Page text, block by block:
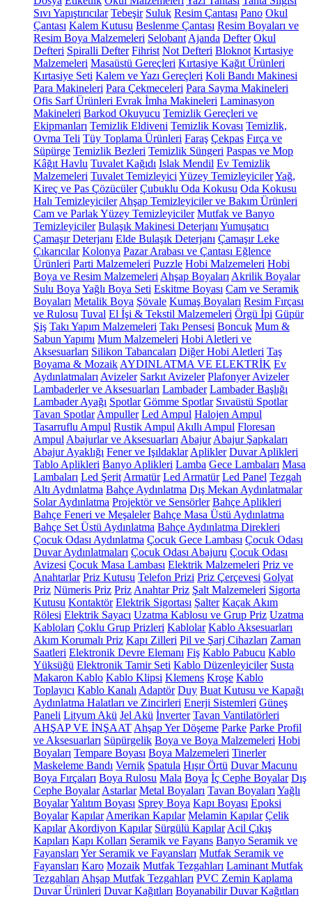
Sıvı Yapıştırıcılar Tebeşir Suluk Resim Çantası Pano Okul
Çantası Kalem Kutusu Beslenme Çantası Resim Boyaları ve
Resim Boya Malzemeleri Selobant Ajanda Defter Okul
Defteri Spiralli Defter Fihrist Not Defteri Bloknot Kırtasiye
Malzemeleri Masaüstü Gereçleri Kırtasiye Kağıt Ürünleri
Kırtasiye Seti Kalem ve Yazı Gereçleri Koli Bandı Makinesi
Para Makineleri Para Çekmeceleri Para Sayma Makineleri
Ofis Sarf Ürünleri Evrak İmha Makineleri Laminasyon
Makineleri Barkod Okuyucu Temizlik Gereçleri ve
Ekipmanları Temizlik Eldiveni Temizlik Kovası Temizlik,
Ovma Teli Tüy Toplama Ürünleri Faraş Çekpas Fırça ve
Süpürge Temizlik Bezleri Temizlik Süngeri Paspas ve Mop
Kâğıt Havlu Tuvalet Kağıdı Islak Mendil Ev Temizlik
Malzemeleri Tuvalet Temizleyici Yüzey TemizleyicilerYağ,
Kireç ve Pas Çözücüler Çubuklu Oda Kokusu Oda Kokusu
Halı Temizleyiciler Ahşap Temizleyiciler ve Bakım Ürünleri
Cam ve Parlak Yüzey Temizleyiciler Mutfak ve Banyo
Temizleyiciler Bulaşık Makinesi Deterjanı Yumuşatıcı
Çamaşır Deterjanı Elde Bulaşık Deterjanı Çamaşır Leke
Çıkarıcılar Kolonya Pazar Arabası ve Çantası Eğlence
Ürünleri Parti Malzemeleri Puzzle Hobi Malzemeleri Hobi
Boya ve Resim Malzemeleri Ahşap Boyaları Akrilik Boyalar
Sulu Boya Yağlı Boya Seti Eskitme Boyası Cam ve Seramik
Boyaları Metalik Boya Şövale Kumaş Boyaları Resim Fırçası
ve Rulosu Tuval El İşi & Tekstil Malzemeleri Örgü İpi Güpür
Şiş Takı Yapım Malzemeleri Takı Pensesi Boncuk Mum &
Sabun Yapımı Mum Malzemeleri Hobi Aletleri ve
Aksesuarları Silikon Tabancaları Diğer Hobi Aletleri Taş
Boyama & Mozaik AYDINLATMA VE ELEKTRİK Ev
Aydınlatmaları Avizeler Sarkıt Avizeler Plafonyer Avizeler
Lambaderler ve Aksesuarları Lambader Lambader Başlığı
Lambader Ayağı Spotlar Gömme Spotlar Sıvaüstü Spotlar
Tavan Spotlar Ampuller Led Ampul Halojen Ampul
Tasarruflu Ampul Rustik Ampul Akıllı Ampul Floresan
Ampul Abajurlar ve Aksesuarları Abajur Abajur Şapkaları
Abajur Ayaklığı Fener ve Işıldaklar Aplikler Duvar Aplikleri
Tablo Aplikleri Banyo Aplikleri Lamba Gece Lambaları Masa
Lambaları Led Şerit Armatür Led Armatür Led Panel Tezgah
Altı Aydınlatma Bahçe Aydınlatma Dış Mekan Aydınlatmalar
Solar Aydınlatma Projektör ve Sensörler Bahçe Aplikleri
Bahçe Feneri ve Meşaleler Bahçe Masa Üstü Aydınlatma
Bahçe Set Üstü Aydınlatma Bahçe Aydınlatma Direkleri
Çocuk Odası Aydınlatma Çocuk Gece Lambası Çocuk Odası
Duvar Aydınlatmaları Çocuk Odası Abajuru Çocuk Odası
Avizesi Çocuk Masa Lambası Elektrik Malzemeleri Priz ve
Anahtarlar Priz Kutusu Telefon Prizi Priz Çerçevesi Golyat
Priz Nümeris Priz Priz Anahtar Priz Şalt Malzemeleri Sigorta
Kutusu Kontaktör Elektrik Sigortası Şalter Kaçak Akım
Rölesi Elektrik Sayacı Uzatma Kablosu ve Grup Priz Uzatma
Kabloları Çoklu Grup Prizleri Kablolar Kablo Aksesuarları
Akım Korumalı Priz Kapı Zilleri Pil ve Şarj Cihazları Zaman
Saatleri Elektronik Devre Elemanı Fiş Kablo Pabucu Kablo
Yüksüğü Elektronik Tamir Seti Kablo Düzenleyiciler Susta
Makaron Kablo Kablo Klipsi Klemens Kroşe Kablo
Toplayıcı Kablo Kanalı Adaptör Duy Buat Kutusu ve Kapağı
Aydınlatma Halatları ve Zincirleri Enerji Sistemleri Güneş
Paneli Lityum Akü Jel Akü İnverter Tavan Vantilatörleri
AHŞAP VE İNŞAAT Ahşap Yer Döşeme Parke Parke Profil
ve Aksesuarları Süpürgelik Boya ve Boya Malzemeleri Hobi
Boyaları Tempare Boyası Boya Malzemeleri Tinerler
Maskeleme Bandı Vernik Spatula Hışır Örtü Duvar Macunu
Boya Fırçaları Boya Rulosu Mala Boya İç Cephe Boyalar Dış
Cephe Boyalar Astarlar Metal Boyaları Tavan Boyaları Yağlı
BoyalarYalıtım Boyası Sprey Boya Kapı Boyası Epoksi
Boyalar Kapılar Amerikan Kapılar Melamin Kapılar Çelik
Kapılar Akordiyon Kapılar Sürgülü Kapılar Acil Çıkış
Kapıları Kapı Kolları Seramik ve Fayans Banyo Seramik ve
Fayansları Yer Seramik ve Fayansları Mutfak Seramik ve
Fayansları Karo Mozaik Mutfak Tezgahları Laminant Mutfak
Tezgahları Ahşap Mutfak Tezgahları PVC Zemin Kaplama
Duvar Ürünleri Duvar Kağıtları Boyanabilir Duvar Kağıtları